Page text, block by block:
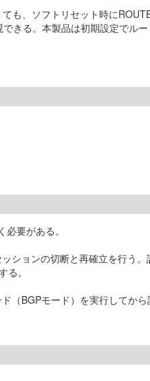
、ソフトリセット時に
きる。本製品は初期設定でル
要がある。
ョンの切断と再確立を行う
。
ド（BGPモード）を実行してか